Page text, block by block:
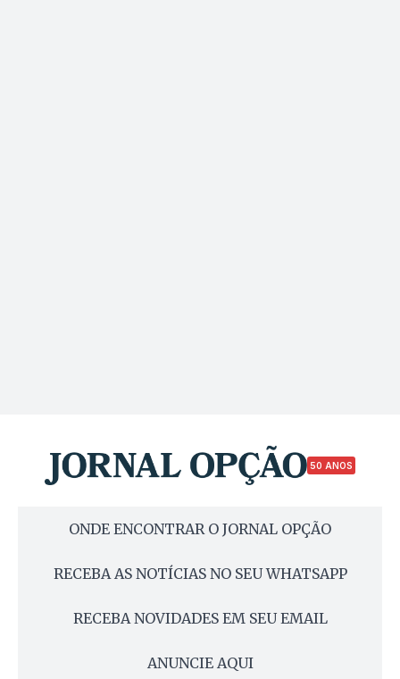
50 ANOS
ONDE ENCONTRAR O JORNAL OPÇÃO
RECEBA AS NOTÍCIAS NO SEU WHATSAPP
RECEBA NOVIDADES EM SEU EMAIL
ANUNCIE AQUI